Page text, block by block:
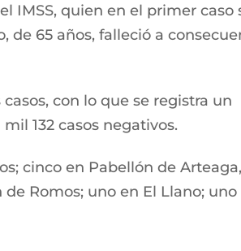
IMSS, quien en el primer caso
de 65 años, falleció a
con lo que se registra un
132 casos negativos.
cinco en Pabellón de Arteaga,
Romos; uno en El Llano; uno